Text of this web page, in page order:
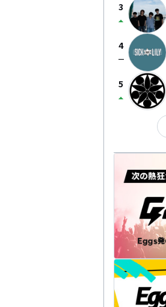
3
arrow_drop_up
4
check_indeterminate_small
5
arrow_drop_up